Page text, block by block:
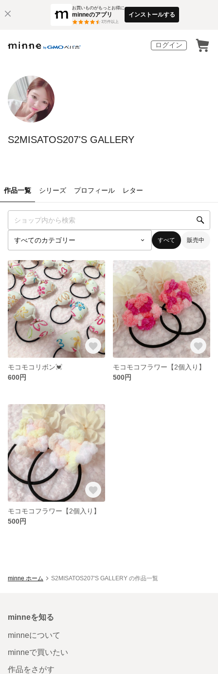
お買いものがもっとお得に
minneのアプリ
3万件以上
インストールする
ログイン
S2MISATOS207'S GALLERY
作品一覧 シリーズ プロフィール レター
すべて 販売中
モコモコリボン💓
600円
モコモコフラワー【2個入り】
500円
モコモコフラワー【2個入り】
500円
minne ホーム S2MISATOS207'S GALLERY の作品一覧
minneを知る
minneについて
minneで買いたい
作品をさがす